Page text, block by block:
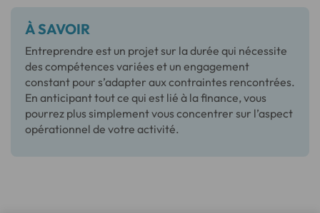
À SAVOIR
Entreprendre est un projet sur la durée qui nécessite
des compétences variées et un engagement
constant pour s’adapter aux contraintes rencontrées.
En anticipant tout ce qui est lié à la finance, vous
pourrez plus simplement vous concentrer sur l’aspect
opérationnel de votre activité.